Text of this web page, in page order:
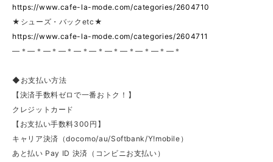
https://www.cafe-la-mode.com/categories/2604710
★シューズ・バックetc★
https://www.cafe-la-mode.com/categories/2604711
—＊—＊—＊—＊—＊—＊—＊—＊—＊—＊—＊
◆お支払い方法
【決済手数料ゼロで一番おトク！】
クレジットカード
【お支払い手数料300円】
キャリア決済（docomo/au/Softbank/Y!mobile）
あと払い Pay ID 決済（コンビニお支払い）